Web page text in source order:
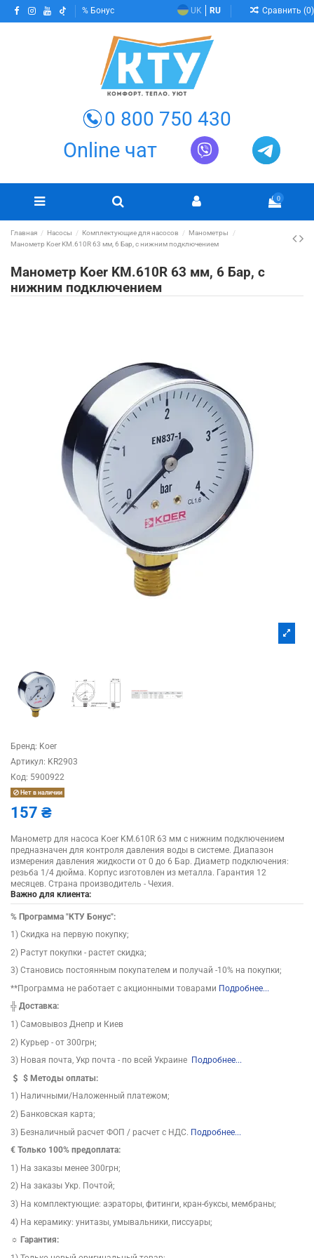
Бонус UK RU Сравнить (0)
0 800 750 430
Online чат
0
Главная Насосы Комплектующие для насосов
Манометры
Манометр Koer KM.610R 63 мм, 6 Бар, с нижним подключением
Манометр Koer KM.610R 63 мм, 6 Бар, с
нижним подключением
Бренд: Koer
Артикул: KR2903
Код: 5900922
Нет в наличии
157 ₴
Манометр для насоса Koer KM.610R 63 мм с нижним подключением
предназначен для контроля давления воды в системе. Диапазон
измерения давления жидкости от 0 до 6 Бар. Диаметр подключения:
резьба 1/4 дюйма. Корпус изготовлен из металла. Гарантия 12
месяцев. Страна производитель - Чехия.
Важно для клиента:
% Программа "КТУ Бонус":
1) Скидка на первую покупку;
2) Растут покупки - растет скидка;
3) Становись постоянным покупателем и получай -10% на покупки;
**Программа не работает с акционными товарами Подробнее...
╬ Доставка:
1) Самовывоз Днепр и Киев
2) Курьер - от 300грн;
3) Новая почта, Укр почта - по всей Украине Подробнее...
$Методы оплаты:
1) Наличными/Наложенный платежом;
2) Банковская карта;
3) Безналичный расчет ФОП / расчет с НДС. Подробнее...
€ Только 100% предоплата:
1) На заказы менее 300грн;
2) На заказы Укр. Почтой;
3) На комплектующие: аэраторы, фитинги, кран-буксы, мембраны;
4) На керамику: унитазы, умывальники, писсуары;
☼ Гарантия: